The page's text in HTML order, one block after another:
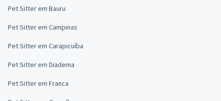
Pet Sitter em Bauru
Pet Sitter em Campinas
Pet Sitter em Carapicuíba
Pet Sitter em Diadema
Pet Sitter em Franca